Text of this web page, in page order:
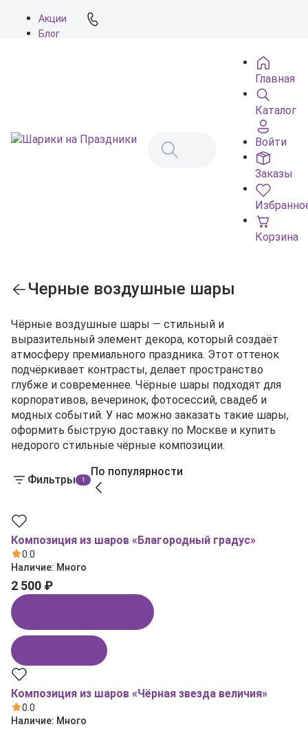
Акции
Блог
Главная
Каталог
Войти
Заказы
Корзина
Черные воздушные шары
Чёрные воздушные шары — стильный и
выразительный элемент декора, который создаёт
атмосферу премиального праздника. Этот оттенок
подчёркивает контрасты, делает пространство
глубже и современнее. Чёрные шары подходят для
корпоративов, вечеринок, фотосессий, свадеб и
модных событий. У нас можно заказать такие шары,
оформить быструю доставку по Москве и купить
недорого стильные чёрные композиции.
Фильтры 1
По популярности
Композиция из шаров «Благородный градус»
0.0
Наличие: Много
2 500 ₽
Композиция из шаров «Чёрная звезда величия»
0.0
Наличие: Много